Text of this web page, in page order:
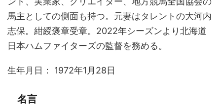
馬主としての側面も持つ。元妻はタレントの大河内
志保。紺綬褒章受章。2022年シーズンより北海道
日本ハムファイターズの監督を務める。
生年月日： 1972年1月28日
名言